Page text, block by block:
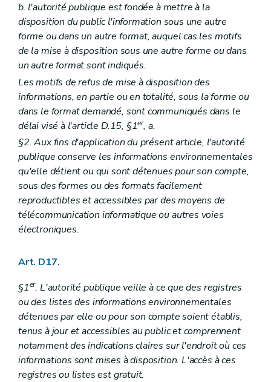
b. l'autorité publique est fondée à mettre à la
disposition du public l'information sous une autre
forme ou dans un autre format, auquel cas les motifs
de la mise à disposition sous une autre forme ou dans
un autre format sont indiqués.
Les motifs de refus de mise à disposition des
informations, en partie ou en totalité, sous la forme ou
dans le format demandé, sont communiqués dans le
délai visé à l'article D.15, §1er, a.
§2. Aux fins d'application du présent article, l'autorité
publique conserve les informations environnementales
qu'elle détient ou qui sont détenues pour son compte,
sous des formes ou des formats facilement
reproductibles et accessibles par des moyens de
télécommunication informatique ou autres voies
électroniques.
Art. D17.
§1er. L'autorité publique veille à ce que des registres
ou des listes des informations environnementales
détenues par elle ou pour son compte soient établis,
tenus à jour et accessibles au public et comprennent
notamment des indications claires sur l'endroit où ces
informations sont mises à disposition. L'accès à ces
registres ou listes est gratuit.